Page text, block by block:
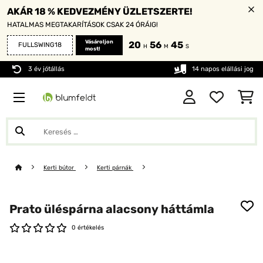
AKÁR 18 % KEDVEZMÉNY ÜZLETSZERTE!
HATALMAS MEGTAKARÍTÁSOK CSAK 24 ÓRÁIG!
FULLSWING18
Vásároljon
most!
20 H 56 M 44 S
3 év jótállás 14 napos elállási jog
Kerti bútor Kerti párnák
Prato üléspárna alacsony háttámla
0 értékelés